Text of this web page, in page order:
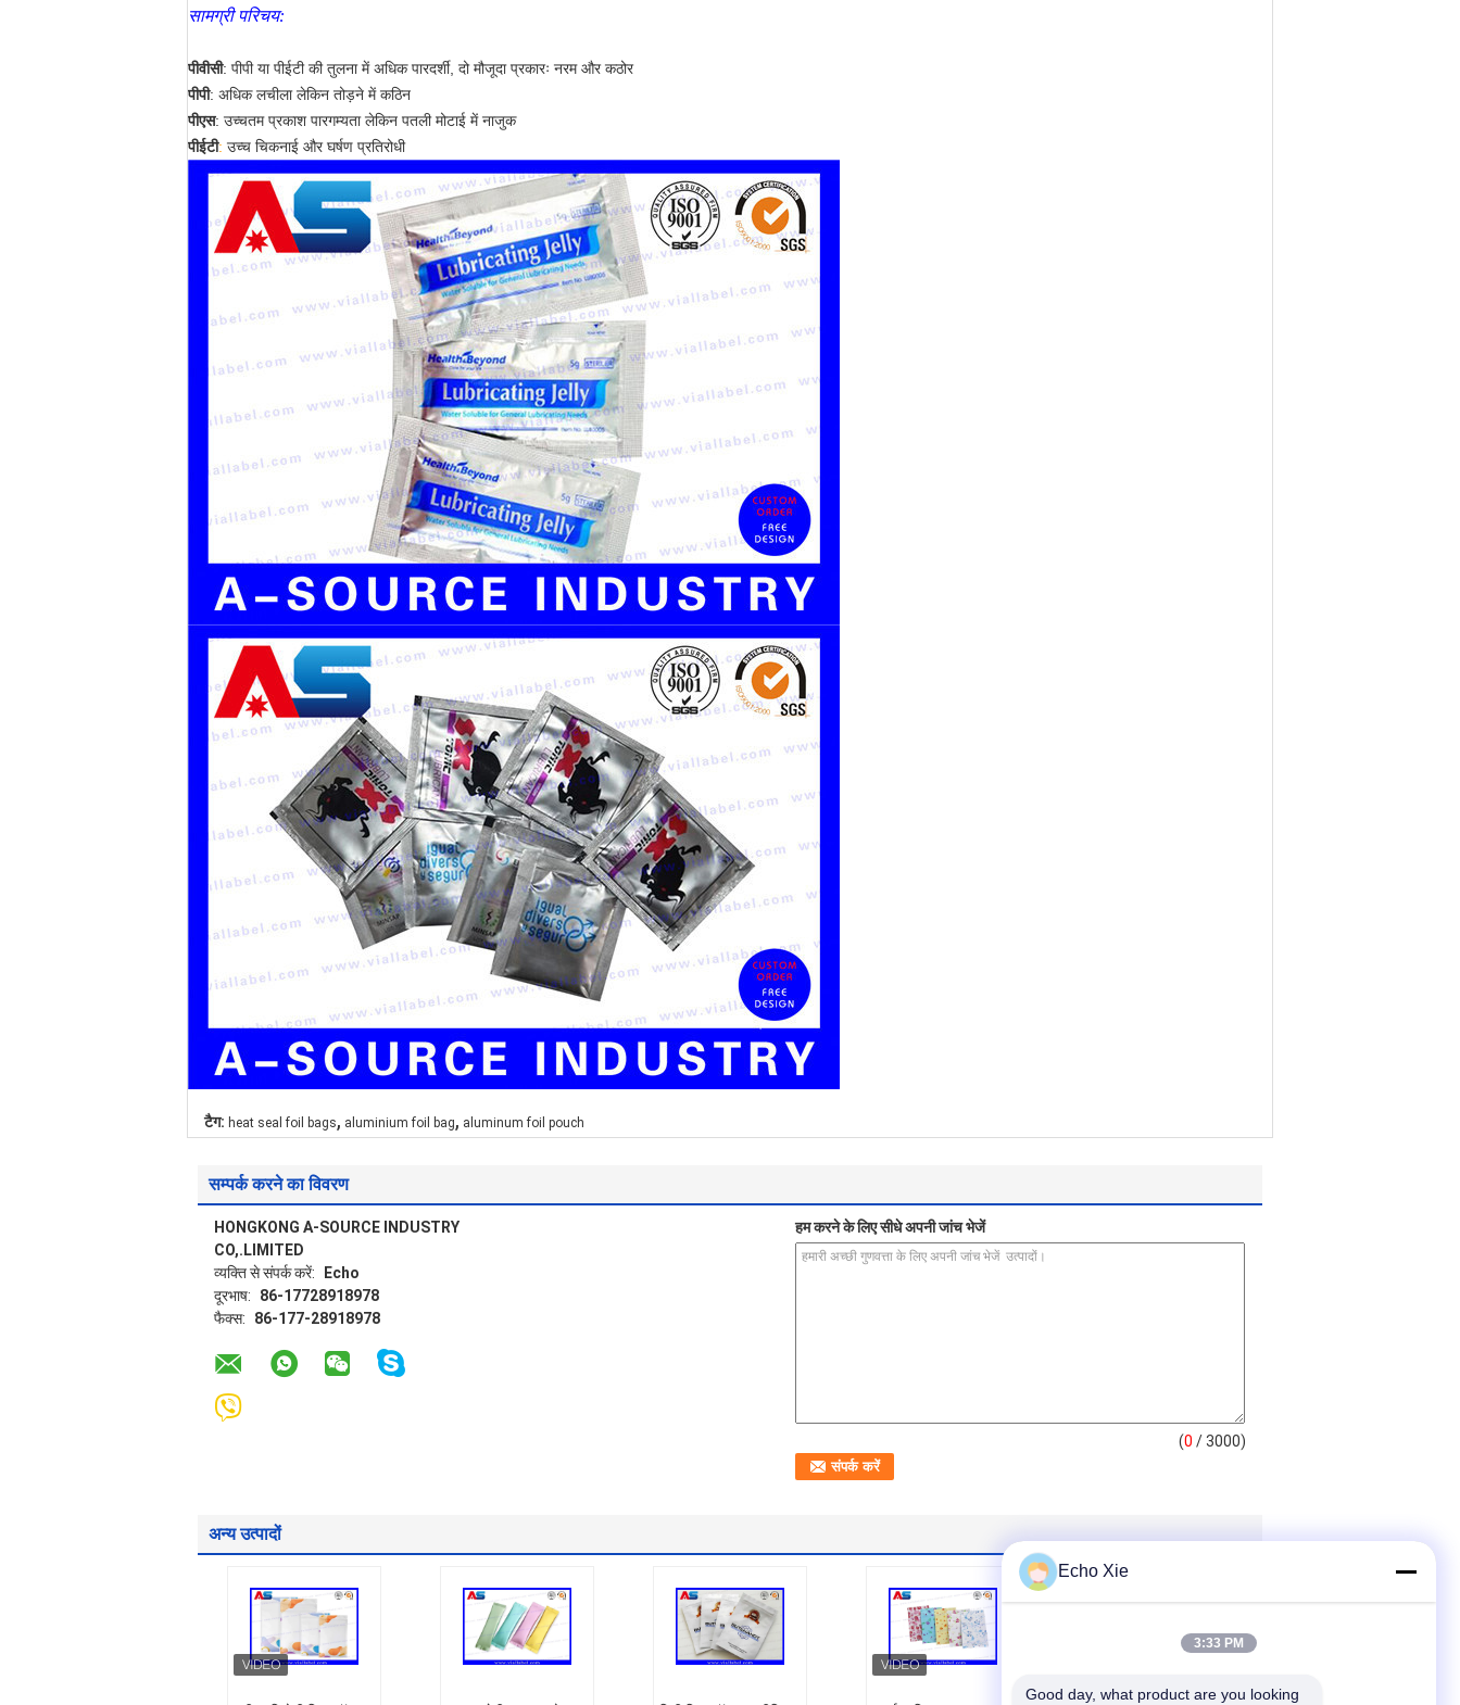
सामग्री परिचय:
पीवीसी: पीपी या पीईटी की तुलना में अधिक पारदर्शी, दो मौजूदा प्रकारः नरम और कठोर
पीपी: अधिक लचीला लेकिन तोड़ने में कठिन
पीएस: उच्चतम प्रकाश पारगम्यता लेकिन पतली मोटाई में नाजुक
पीईटी: उच्च चिकनाई और घर्षण प्रतिरोधी
टैग: heat seal foil bags, aluminium foil bag, aluminum foil pouch
सम्पर्क करने का विवरण
HONGKONG A-SOURCE INDUSTRY
CO,.LIMITED
व्यक्ति से संपर्क करें:
Echo
दूरभाष:
86-17728918978
फैक्स:
86-177-28918978
हम करने के लिए सीधे अपनी जांच भेजें
(0 / 3000)
अन्य उत्पादों
Echo Xie
3:33 PM
Good day, what product are you looking